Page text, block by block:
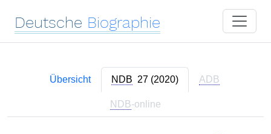
Deutsche Biographie
Übersicht NDB 27 (2020) ADB
NDB-online